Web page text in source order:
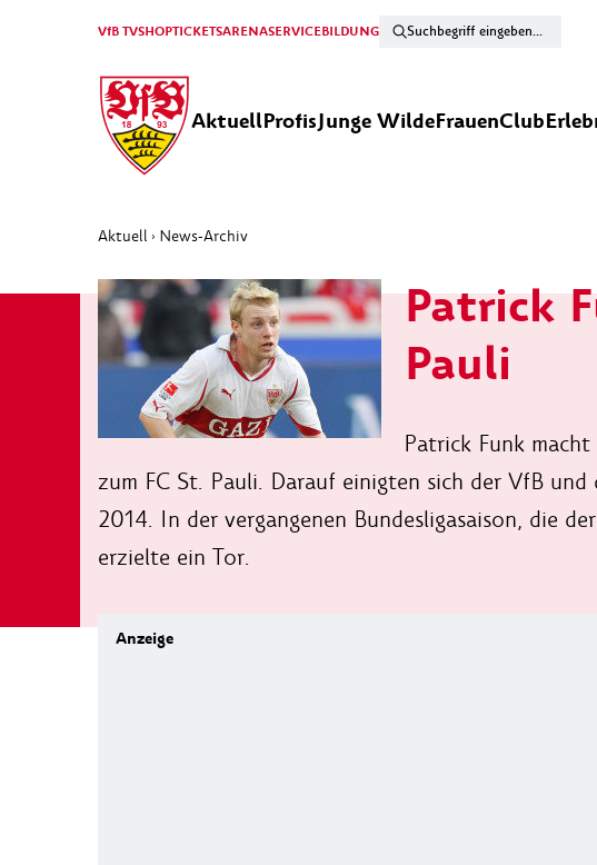
VfB TVSHOPTICKETSARENASERVICEBILDUNG
AktuellProfisJunge WildeFrauenClub
Aktuell › News-Archiv
Patrick
Pauli
Patrick Funk
zum FC St. Pauli. Darauf einigten sich der VfB
2014. In der vergangenen Bundesligasaison, die
erzielte ein Tor.